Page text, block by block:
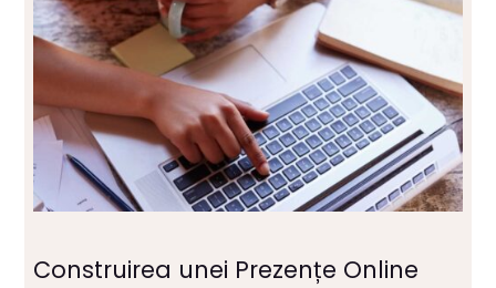
Construirea unei Prezențe Online